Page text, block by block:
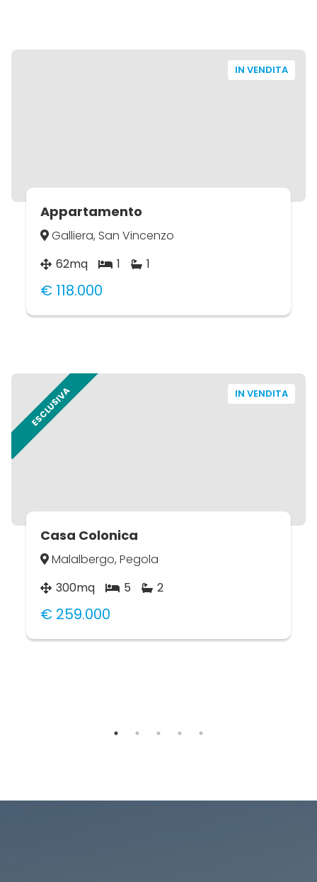
IN VENDITA
Appartamento
Galliera, San Vincenzo
62mq
1 1
€ 118.000
IN VENDITA
ESCLUSIVA
Casa Colonica
Malalbergo, Pegola
300mq
5 2
€ 259.000